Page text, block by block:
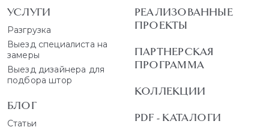
УСЛУГИ
Разгрузка
Выезд специалиста на
замеры
Выезд дизайнера для
подбора штор
БЛОГ
Статьи
РЕАЛИЗОВАННЫЕ
ПРОЕКТЫ
ПАРТНЕРСКАЯ
ПРОГРАММА
КОЛЛЕКЦИИ
PDF - КАТАЛОГИ